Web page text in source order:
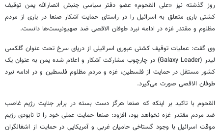
روز گذشته نیز «علی القحوم» عضو دفتر سیاسی جنبش انصارالله یمن توقیف
کشتی باری متعلق به اسرائیل را در راستای حمایت آشکار صنعا در یاری از مردم
مظلوم و مقتدر غزه در ادامه نبرد طوفان الاقصی ضد صهیونیست‌ها دانست.
وی گفت: عملیات توقیف کشتی عبوری اسرائیلی از دریای سرخ تحت عنوان گلکسی
لیدر (Galaxy Leader) در چارچوب مشارکت آشکار و اعلام شده یمن به عنوان یک
کشور مستقل در حمایت از فلسطین، غزه و مردم مظلوم فلسطین و در ادامه نبرد
طوفان الاقصی صورت می‌گیرد.
القحوم با تاکید بر اینکه که صنعا هرگز دست بسته در برابر جنایت رژیم غاصب
ضد مردم مقتدر غزه نخواهد بود، افزود: صنعا حمایت عملی خود را تا نابودی رژیم
موقت اسرائیل با وجود گستاخی حامیان غربی و آمریکایی در حمایت از اشغالگران